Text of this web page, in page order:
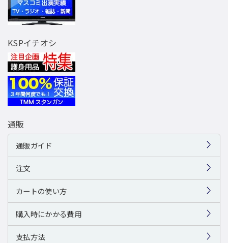
KSPイチオシ
通販
通販ガイド
注文
カートの使い方
購入時にかかる費用
支払方法